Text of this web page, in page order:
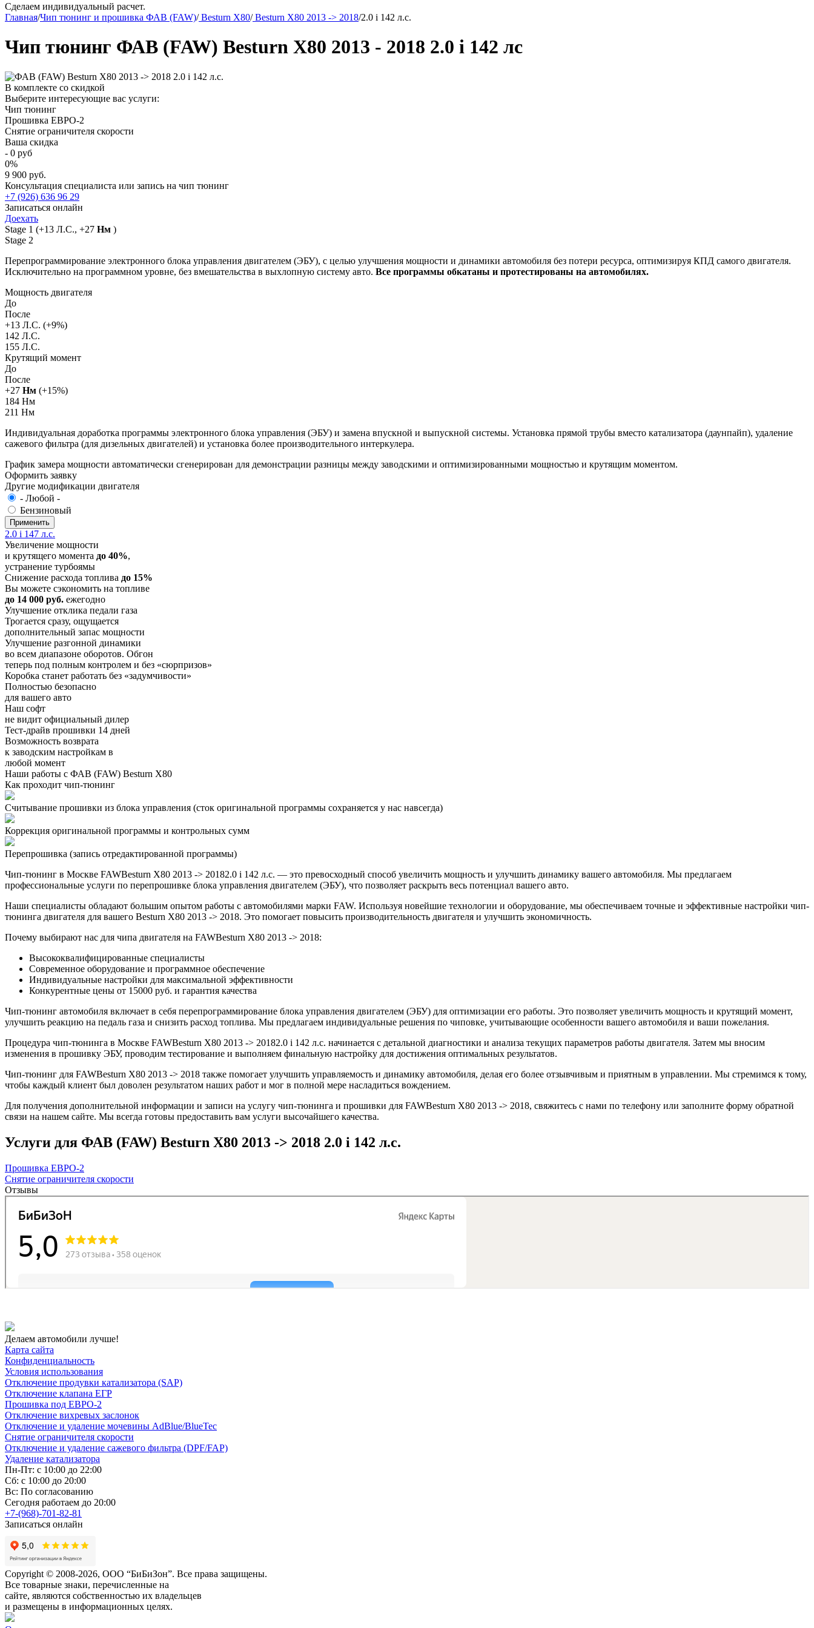
Сделаем индивидуальный расчет.
Главная/Чип тюнинг и прошивка ФАВ (FAW)/Besturn X80/Besturn X80 2013 -> 2018/2.0 i 142 л.с.
Чип тюнинг ФАВ (FAW) Besturn X80 2013 - 2018 2.0 i 142 лс
В комплекте со скидкой
Выберите интересующие вас услуги:
Чип тюнинг
Прошивка ЕВРО-2
Снятие ограничителя скорости
Ваша скидка
- 0 руб
0%
9 900 руб.
Консультация специалиста или запись на чип тюнинг
+7 (926) 636 96 29
Записаться онлайн
Доехать
Stage 1 (+13 Л.С., +27 Нм )
Stage 2
Перепрограммирование электронного блока управления двигателем (ЭБУ), с целью улучшения мощности и динамики автомобиля без потери ресурса, оптимизируя КПД самого двигателя.
Исключительно на программном уровне, без вмешательства в выхлопную систему авто. Все программы обкатаны и протестированы на автомобилях.
Мощность двигателя
До
После
+13 Л.С. (+9%)
142 Л.С.
155 Л.С.
Крутящий момент
До
После
+27 Нм (+15%)
184 Нм
211 Нм
Индивидуальная доработка программы электронного блока управления (ЭБУ) и замена впускной и выпускной системы. Установка прямой трубы вместо катализатора (даунпайп), удаление
сажевого фильтра (для дизельных двигателей) и установка более производительного интеркулера.
График замера мощности автоматически сгенерирован для демонстрации разницы между заводскими и оптимизированными мощностью и крутящим моментом.
Оформить заявку
Другие модификации двигателя
- Любой -
Бензиновый
2.0 i 147 л.с.
Увеличение мощности
и крутящего момента до 40%,
устранение турбоямы
Снижение расхода топлива до 15%
Вы можете сэкономить на топливе
до 14 000 руб. ежегодно
Улучшение отклика педали газа
Трогается сразу, ощущается
дополнительный запас мощности
Улучшение разгонной динамики
во всем диапазоне оборотов. Обгон
теперь под полным контролем и без «сюрпризов»
Коробка станет работать без «задумчивости»
Полностью безопасно
для вашего авто
Наш софт
не видит официальный дилер
Тест-драйв прошивки 14 дней
Возможность возврата
к заводским настройкам в
любой момент
Наши работы с ФАВ (FAW) Besturn X80
Как проходит чип-тюнинг
Считывание прошивки из блока управления (сток оригинальной программы сохраняется у нас навсегда)
Коррекция оригинальной программы и контрольных сумм
Перепрошивка (запись отредактированной программы)
Чип-тюнинг в Москве FAWBesturn X80 2013 -> 20182.0 i 142 л.с. — это превосходный способ увеличить мощность и улучшить динамику вашего автомобиля. Мы предлагаем
профессиональные услуги по перепрошивке блока управления двигателем (ЭБУ), что позволяет раскрыть весь потенциал вашего авто.
Наши специалисты обладают большим опытом работы с автомобилями марки FAW. Используя новейшие технологии и оборудование, мы обеспечиваем точные и эффективные настройки чип-
тюнинга двигателя для вашего Besturn X80 2013 -> 2018. Это помогает повысить производительность двигателя и улучшить экономичность.
Почему выбирают нас для чипа двигателя на FAWBesturn X80 2013 -> 2018:
Высококвалифицированные специалисты
Современное оборудование и программное обеспечение
Индивидуальные настройки для максимальной эффективности
Конкурентные цены от 15000 руб. и гарантия качества
Чип-тюнинг автомобиля включает в себя перепрограммирование блока управления двигателем (ЭБУ) для оптимизации его работы. Это позволяет увеличить мощность и крутящий момент,
улучшить реакцию на педаль газа и снизить расход топлива. Мы предлагаем индивидуальные решения по чиповке, учитывающие особенности вашего автомобиля и ваши пожелания.
Процедура чип-тюнинга в Москве FAWBesturn X80 2013 -> 20182.0 i 142 л.с. начинается с детальной диагностики и анализа текущих параметров работы двигателя. Затем мы вносим
изменения в прошивку ЭБУ, проводим тестирование и выполняем финальную настройку для достижения оптимальных результатов.
Чип-тюнинг для FAWBesturn X80 2013 -> 2018 также помогает улучшить управляемость и динамику автомобиля, делая его более отзывчивым и приятным в управлении. Мы стремимся к тому,
чтобы каждый клиент был доволен результатом наших работ и мог в полной мере насладиться вождением.
Для получения дополнительной информации и записи на услугу чип-тюнинга и прошивки для FAWBesturn X80 2013 -> 2018, свяжитесь с нами по телефону или заполните форму обратной
связи на нашем сайте. Мы всегда готовы предоставить вам услуги высочайшего качества.
Услуги для ФАВ (FAW) Besturn X80 2013 -> 2018 2.0 i 142 л.с.
Прошивка ЕВРО-2
Снятие ограничителя скорости
Отзывы
Делаем автомобили лучше!
Карта сайта
Конфиденциальность
Условия использования
Отключение продувки катализатора (SAP)
Отключение клапана ЕГР
Прошивка под ЕВРО-2
Отключение вихревых заслонок
Отключение и удаление мочевины AdBlue/BlueTec
Снятие ограничителя скорости
Отключение и удаление сажевого фильтра (DPF/FAP)
Удаление катализатора
Пн-Пт: с 10:00 до 22:00
Сб: с 10:00 до 20:00
Вс: По согласованию
Сегодня работаем до 20:00
+7-(968)-701-82-81
Записаться онлайн
Copyright © 2008-2026, ООО “БиБиЗон”. Все права защищены.
Все товарные знаки, перечисленные на
сайте, являются собственностью их владельцев
и размещены в информационных целях.